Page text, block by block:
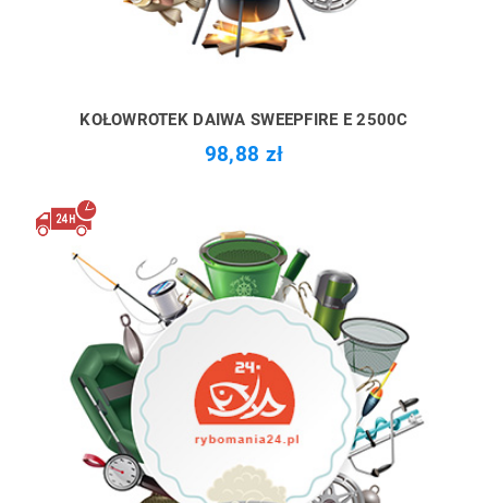
KOŁOWROTEK DAIWA SWEEPFIRE E 2500C
98,88 zł